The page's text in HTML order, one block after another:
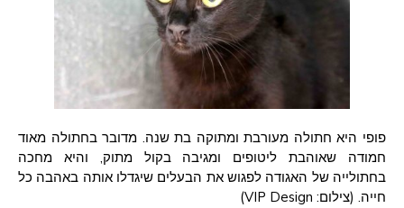
פופי היא חתולה מעורבת ומתוקה בת שנה. מדובר בחתולה מאוד
חמודה שאוהבת ליטופים ומגיבה בקול מתוק, והיא מחכה
בחתולייה של האגודה לפגוש את הבעלים שיגדלו אותה באהבה כל
חייה. (צילום: VIP Design)